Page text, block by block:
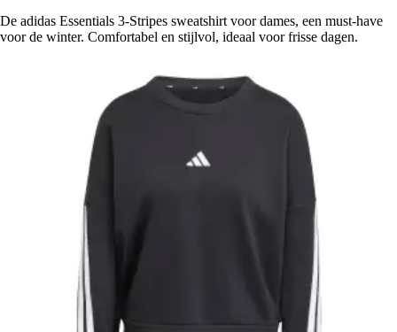
De adidas Essentials 3-Stripes sweatshirt voor dames, een must-have
voor de winter. Comfortabel en stijlvol, ideaal voor frisse dagen.